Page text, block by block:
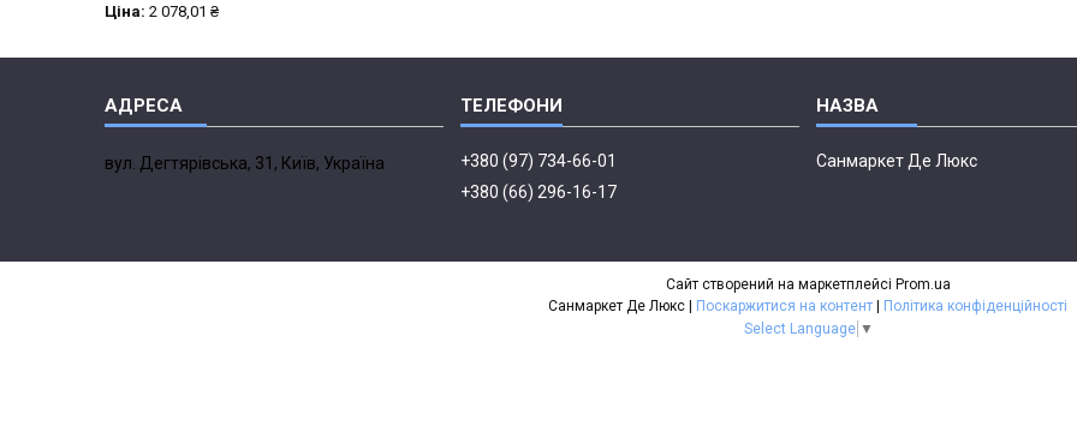
Ціна: 2 078,01 ₴
вул. Дегтярівська, 31, Київ, Україна
+380 (97) 734-66-01
+380 (66) 296-16-17
Санмаркет Де Люкс
Сайт створений на маркетплейсі Prom.ua
Поскаржитися на контент
Політика конфіденційності
Select Language ▼